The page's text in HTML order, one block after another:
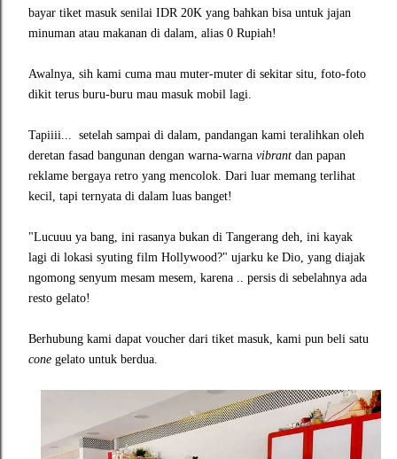
bayar tiket masuk senilai IDR 20K yang bahkan bisa untuk jajan
minuman atau makanan di dalam, alias 0 Rupiah!
Awalnya, sih kami cuma mau muter-muter di sekitar situ, foto-foto
dikit terus buru-buru mau masuk mobil lagi.
Tapiiii... setelah sampai di dalam, pandangan kami teralihkan oleh
deretan fasad bangunan dengan warna-warna vibrant dan papan
reklame bergaya retro yang mencolok. Dari luar memang terlihat
kecil, tapi ternyata di dalam luas banget!
"Lucuuu ya bang, ini rasanya bukan di Tangerang deh, ini kayak
lagi di lokasi syuting film Hollywood?" ujarku ke Dio, yang diajak
ngomong senyum mesam mesem, karena .. persis di sebelahnya ada
resto gelato!
Berhubung kami dapat voucher dari tiket masuk, kami pun beli satu
cone gelato untuk berdua.